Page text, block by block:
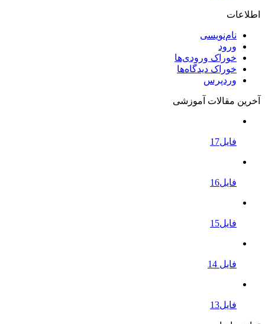
اطلاعات
نام‌نویسی
ورود
خوراک ورودی‌ها
خوراک دیدگاه‌ها
وردپرس
آخرین مقالات آموزشی
فایل17
فایل16
فایل15
فایل 14
فایل13